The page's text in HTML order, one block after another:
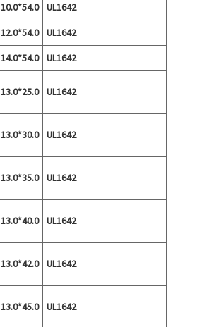
10.0*54.0
UL1642
12.0*54.0
UL1642
14.0*54.0 UL1642
13.0*25.0 UL1642
13.0*30.0 UL1642
13.0*35.0 UL1642
13.0*40.0 UL1642
13.0*42.0 UL1642
13.0*45.0 UL1642